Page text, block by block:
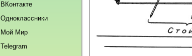
ВКонтакте
Одноклассники
Мой Мир
Telegram